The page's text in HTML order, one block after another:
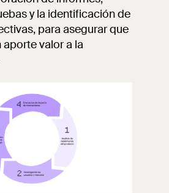
y la identificación de
para asegurar que
valor a la